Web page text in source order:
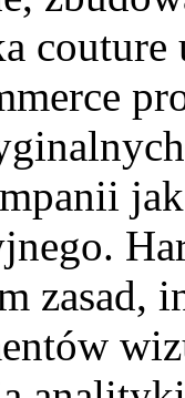
zasad,